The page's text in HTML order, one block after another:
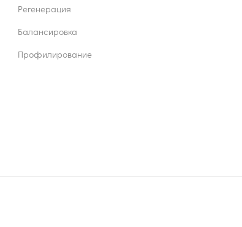
Регенерация
Балансировка
Профилирование